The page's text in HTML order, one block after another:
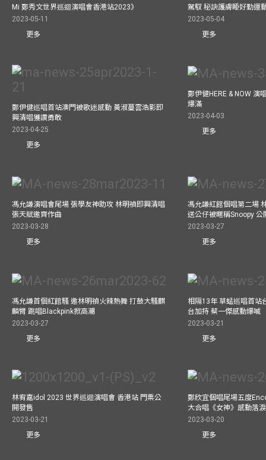
Mi 鄭秀文世界巡迴演唱會香港站2023》
2023-05-11
更多
駕馭 秘訣護膚睡好勤運
2023-05-04
更多
鄭伊健巡唱首站澳門被歌迷感動 黃淑蔓雲浩影即
興清唱獲讚勇敢
2023-04-25
更多
鄭伊健HERE & NOW 演
爆滿
2023-04-03
更多
馮允謙演唱會尾場 張學友神助攻 林明禎即興清唱
張天賦邀齊作曲
2023-03-28
更多
馮允謙紅館個唱第二場
送公仔被暱稱Snoopy 公
2023-03-27
更多
馮允謙首個紅館騷 邀林明禎火辣熱舞 打鼓大騷麒
麟臂 跳唱Blackpink掀高潮
2023-03-27
更多
相隔13年 草蜢巡唱首站
台加持 蔡一傑感動爆喊
2023-03-21
更多
林宥嘉idol 2023 世界巡迴演唱會 香港站 門票公
開發售
2023-03-21
更多
鄭欣宜個唱尾場五度
大合唱《女神》感動落淚
2023-03-20
更多